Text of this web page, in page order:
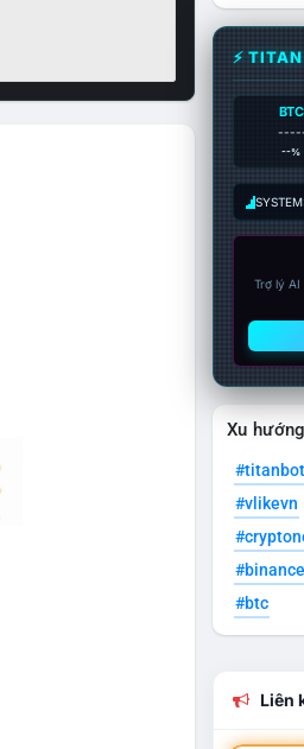
⚡
BTC
--%
Trợ lý
Xu
#titanbot
#vlikevn
#btc
Liên